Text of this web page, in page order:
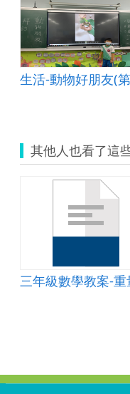
其他人也看了這
三年級數學教案-重